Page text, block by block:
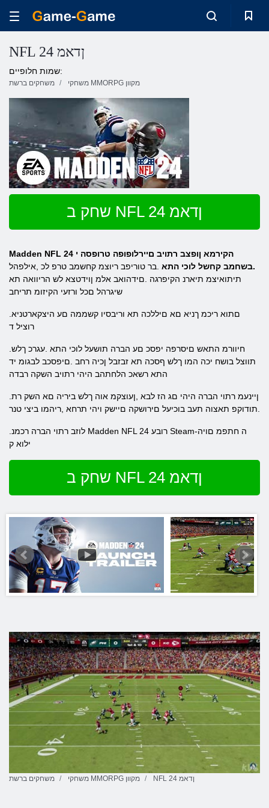
NFL 24 ןדאמ
שמות חלופיים:
משחקים ברשת משחקי MMORPG מקוון
שחק ב NFL 24 ןדאמ
Madden NFL 24 הקירמא ןופצב רתויב םיירלופופה טרופסה י
.בשחמב קחשל לוכי התא .בר טוריפב ריוצמ קחשמב טרפ לכ ,אילפהל
תיתואיצמ תיארנ הקיפרגה .םידהואב אלמ ןוידטצא לש הריוואה תא
שיגרהל םכל ורזעי הקיזומ תריחב
רוציל ד
תווצל בושח יכה המו ךלש ףסכה תא זבזבל ןכיה רחב .םיפסכב לבגומ יד
התא רשאכ הלחתהב היהי רתויב השקה רבדה
.תודוקפ תאצוה תעב בוכיעל םירושקה םיישק ויהי תרחא ,ריהמו ביצי טנר
ילוא ק
שחק ב NFL 24 ןדאמ
משחקים ברשת משחקי MMORPG מקוון NFL 24 ןדאמ